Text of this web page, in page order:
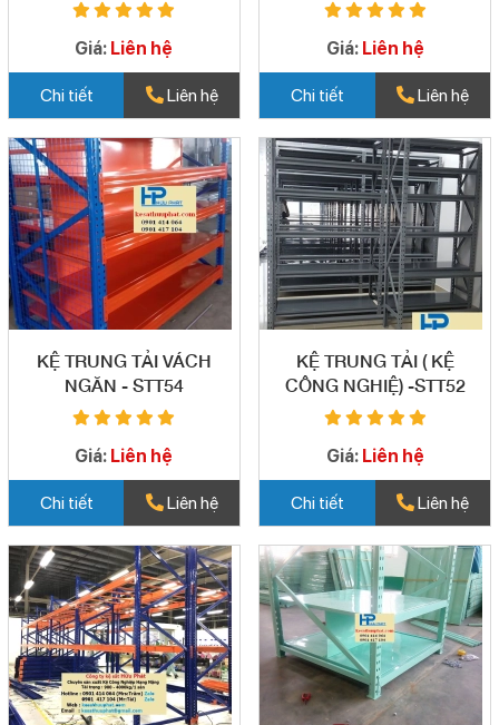
Giá: Liên hệ
Chi tiết Liên hệ
Giá: Liên hệ
Chi tiết Liên hệ
KỆ TRUNG TẢI VÁCH
NGĂN - STT54
Giá: Liên hệ
Chi tiết Liên hệ
KỆ TRUNG TẢI ( KỆ
CÔNG NGHIỆ) -STT52
Giá: Liên hệ
Chi tiết Liên hệ